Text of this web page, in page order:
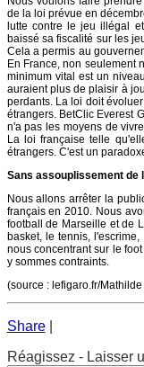
de la loi prévue en
lutte contre le jeu illégal
baissé sa fiscalité sur les
Cela a permis au
En France, non seulement
minimum vital est un
auraient plus de plaisir à
perdants. La loi doit
étrangers. BetClic Everest
n'a pas les moyens de
La loi française telle
étrangers. C'est un
Sans assouplissement de
Nous allons arrêter la
français en 2010. Nous
football de Marseille et de
basket, le tennis,
nous concentrant sur le
y sommes contraints.
(source : lefigaro.fr/
Share
Réagissez - Laisser